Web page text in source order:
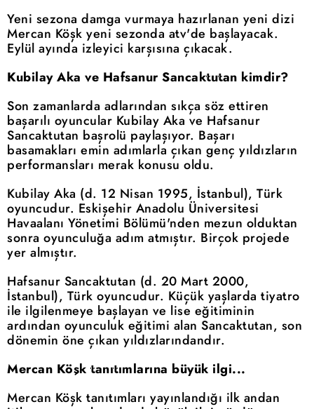
Yeni sezona damga vurmaya hazırlanan yeni dizi
Mercan Köşk yeni sezonda atv'de başlayacak.
Eylül ayında izleyici karşısına çıkacak.
Kubilay Aka ve Hafsanur Sancaktutan kimdir?
Son zamanlarda adlarından sıkça söz ettiren
başarılı oyuncular Kubilay Aka ve Hafsanur
Sancaktutan başrolü paylaşıyor. Başarı
basamakları emin adımlarla çıkan genç yıldızların
performansları merak konusu oldu.
Kubilay Aka (d. 12 Nisan 1995, İstanbul), Türk
oyuncudur. Eskişehir Anadolu Üniversitesi
Havaalanı Yönetimi Bölümü'nden mezun olduktan
sonra oyunculuğa adım atmıştır. Birçok projede
yer almıştır.
Hafsanur Sancaktutan (d. 20 Mart 2000,
İstanbul), Türk oyuncudur. Küçük yaşlarda tiyatro
ile ilgilenmeye başlayan ve lise eğitiminin
ardından oyunculuk eğitimi alan Sancaktutan, son
dönemin öne çıkan yıldızlarındandır.
Mercan Köşk tanıtımlarına büyük ilgi...
Mercan Köşk tanıtımları yayınlandığı ilk andan